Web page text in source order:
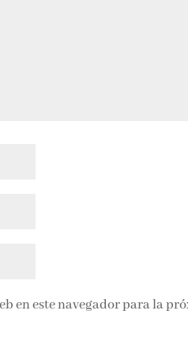
en este navegador para la